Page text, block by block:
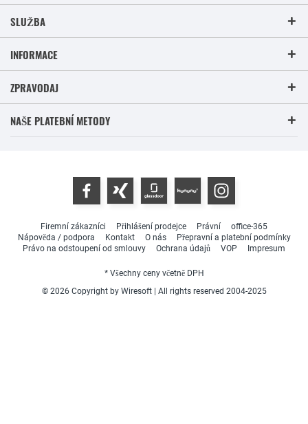
SLUŽBA
INFORMACE
ZPRAVODAJ
NAŠE PLATEBNÍ METODY
Firemní zákazníci Přihlášení prodejce Právní
office-365
Nápověda / podpora
Kontakt O nás
Přepravní a platební podmínky
Právo na odstoupení od smlouvy
Ochrana údajů VOP Impresum
* Všechny ceny včetně DPH
© 2026 Copyright by Wiresoft | All rights reserved 2004-2025